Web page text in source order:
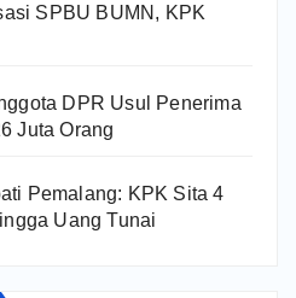
SPBU BUMN, KPK
DPR Usul Penerima
Juta Orang
Pemalang: KPK Sita 4
Uang Tunai